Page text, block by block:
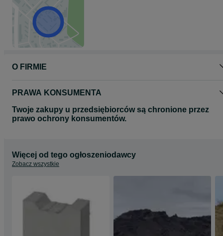
O FIRMIE
PRAWA KONSUMENTA
Twoje zakupy u przedsiębiorców są chronione przez
prawo ochrony konsumentów.
Więcej od tego ogłoszeniodawcy
Zobacz wszystkie